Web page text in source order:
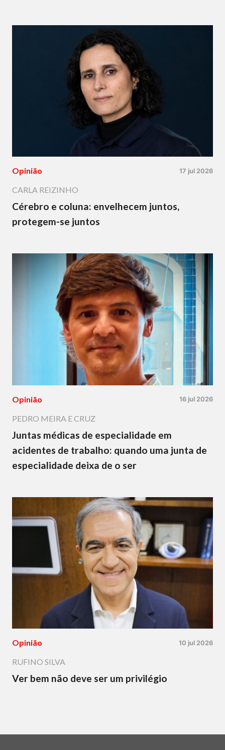
Opinião 17 jul 2026
CARLA REIZINHO
Cérebro e coluna: envelhecem juntos,
protegem-se juntos
Opinião 16 jul 2026
PEDRO MEIRA E CRUZ
Juntas médicas de especialidade em
acidentes de trabalho: quando uma junta de
especialidade deixa de o ser
Opinião 10 jul 2026
RUFINO SILVA
Ver bem não deve ser um privilégio